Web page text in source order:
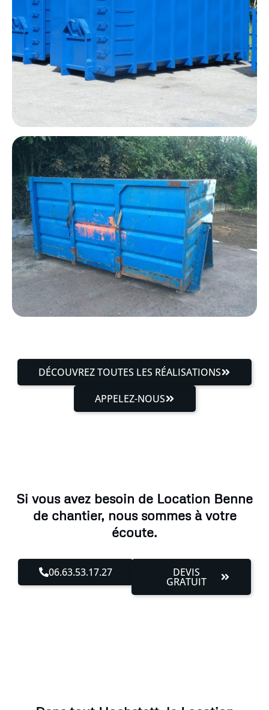
DÉCOUVREZ TOUTES LES RÉALISATIONS
APPELEZ-NOUS
Si vous avez besoin de Location Benne
de chantier, nous sommes à votre
écoute.
06.63.53.17.27 DEVIS
GRATUIT